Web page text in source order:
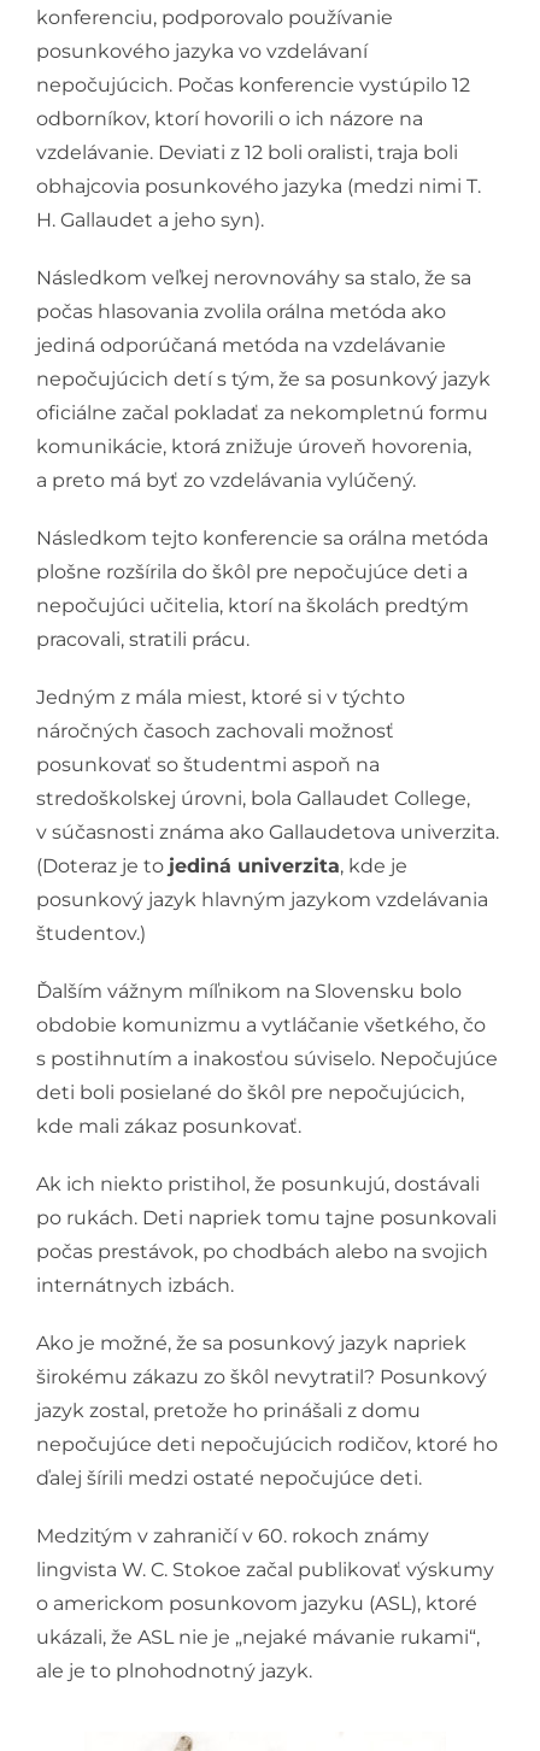
konferenciu, podporovalo používanie
posunkového jazyka vo vzdelávaní
nepočujúcich. Počas konferencie vystúpilo 12
odborníkov, ktorí hovorili o ich názore na
vzdelávanie. Deviati z 12 boli oralisti, traja boli
obhajcovia posunkového jazyka (medzi nimi T.
H. Gallaudet a jeho syn).
Následkom veľkej nerovnováhy sa stalo, že sa
počas hlasovania zvolila orálna metóda ako
jediná odporúčaná metóda na vzdelávanie
nepočujúcich detí s tým, že sa posunkový jazyk
oficiálne začal pokladať za nekompletnú formu
komunikácie, ktorá znižuje úroveň hovorenia,
a preto má byť zo vzdelávania vylúčený.
Následkom tejto konferencie sa orálna metóda
plošne rozšírila do škôl pre nepočujúce deti a
nepočujúci učitelia, ktorí na školách predtým
pracovali, stratili prácu.
Jedným z mála miest, ktoré si v týchto
náročných časoch zachovali možnosť
posunkovať so študentmi aspoň na
stredoškolskej úrovni, bola Gallaudet College,
v súčasnosti známa ako Gallaudetova univerzita.
(Doteraz je to jediná univerzita, kde je
posunkový jazyk hlavným jazykom vzdelávania
študentov.)
Ďalším vážnym míľnikom na Slovensku bolo
obdobie komunizmu a vytláčanie všetkého, čo
s postihnutím a inakosťou súviselo. Nepočujúce
deti boli posielané do škôl pre nepočujúcich,
kde mali zákaz posunkovať.
Ak ich niekto pristihol, že posunkujú, dostávali
po rukách. Deti napriek tomu tajne posunkovali
počas prestávok, po chodbách alebo na svojich
internátnych izbách.
Ako je možné, že sa posunkový jazyk napriek
širokému zákazu zo škôl nevytratil? Posunkový
jazyk zostal, pretože ho prinášali z domu
nepočujúce deti nepočujúcich rodičov, ktoré ho
ďalej šírili medzi ostaté nepočujúce deti.
Medzitým v zahraničí v 60. rokoch známy
lingvista W. C. Stokoe začal publikovať výskumy
o americkom posunkovom jazyku (ASL), ktoré
ukázali, že ASL nie je „nejaké mávanie rukami“,
ale je to plnohodnotný jazyk.